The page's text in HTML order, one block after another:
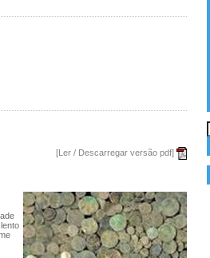
[Ler / Descarregar versão pdf]